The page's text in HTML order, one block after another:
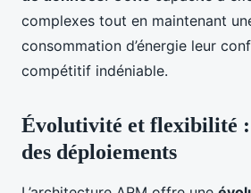
complexes tout en maintenant
consommation d’énergie leur
compétitif indéniable.
Évolutivité et flexibilité
des déploiements